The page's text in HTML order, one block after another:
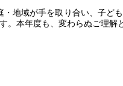
地域が手を取り合い、子
本年度も、変わらぬご理解